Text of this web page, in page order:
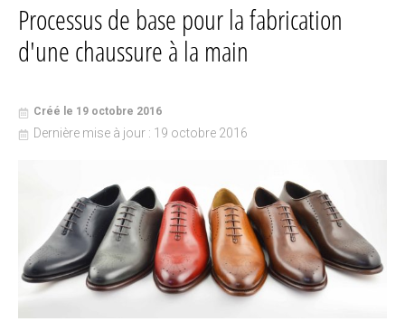
Processus de base pour la fabrication
d'une chaussure à la main
Créé le 19 octobre 2016
Dernière mise à jour : 19 octobre 2016